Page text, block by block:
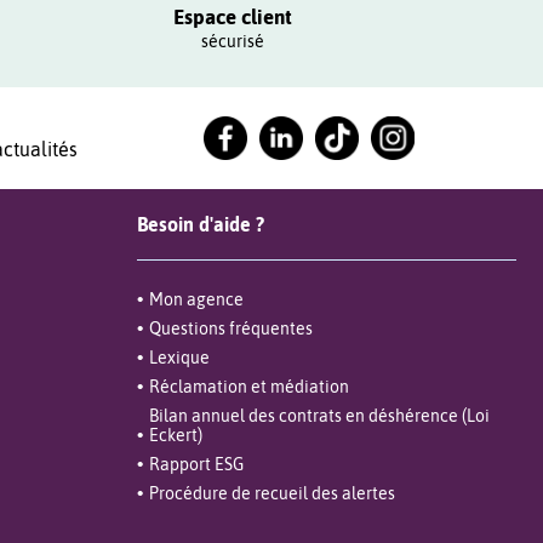
Espace client
sécurisé
Besoin d'aide ?
Mon agence
Questions fréquentes
Lexique
Réclamation et médiation
Bilan annuel des contrats en déshérence (Loi
Eckert)
Rapport ESG
Procédure de recueil des alertes